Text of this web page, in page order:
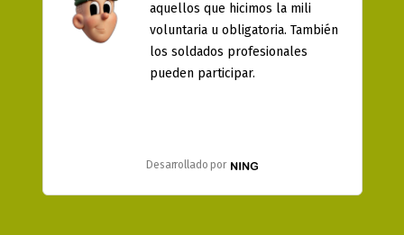
aquellos que hicimos la mili
voluntaria u obligatoria. También
los soldados profesionales
pueden participar.
Desarrollado por